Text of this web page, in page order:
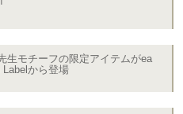
生モチーフの限定アイテムがea
から登場